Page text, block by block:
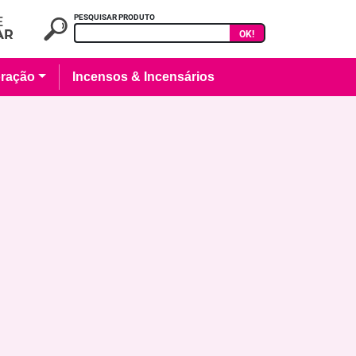
PESQUISAR PRODUTO
OK!
Incensos & Incensários